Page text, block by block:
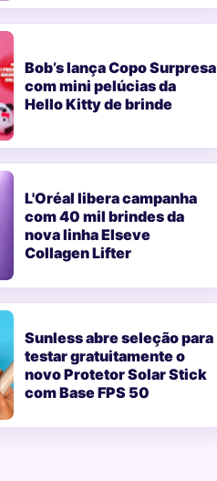
Bob’s lança Copo Surpresa
com mini pelúcias da
Hello Kitty de brinde
L'Oréal libera campanha
com 40 mil brindes da
nova linha Elseve
Collagen Lifter
Sunless abre seleção para
testar gratuitamente o
novo Protetor Solar Stick
com Base FPS 50